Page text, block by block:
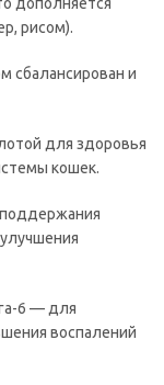
рисом).
сбалансирован и
для здоровья
кошек.
6 — для
воспалений